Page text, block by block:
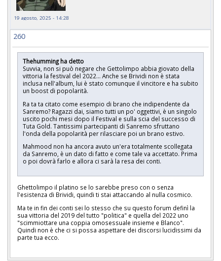
19 agosto, 2025 - 14:28
260
Thehumming ha detto
Suvvia, non si può negare che Gettolimpo abbia giovato della
vittoria la festival del 2022... Anche se Brividi non è stata
inclusa nell'album, lui è stato comunque il vincitore e ha subito
un boost di popolarità.
Ra ta ta citato come esempio di brano che indipendente da
Sanremo? Ragazzi dai, siamo tutti un po' oggettivi, è un singolo
uscito pochi mesi dopo il Festival e sulla scia del successo di
Tuta Gold. Tantissimi partecipanti di Sanremo sfruttano
l'onda della popolarità per rilasciare poi un brano estivo.
Mahmood non ha ancora avuto un'era totalmente scollegata
da Sanremo, è un dato di fatto e come tale va accettato. Prima
o poi dovrà farlo e allora ci sarà la resa dei conti.
Ghettolimpo il platino se lo sarebbe preso con o senza
l'esistenza di Brividi, quindi ti stai attaccando al nulla cosmico.
Ma te in fin dei conti sei lo stesso che su questo forum definì la
sua vittoria del 2019 del tutto "politica" e quella del 2022 uno
"scimmiottare una coppia omosessuale insieme e Blanco".
Quindi non è che ci si possa aspettare dei discorsi lucidissimi da
parte tua ecco.